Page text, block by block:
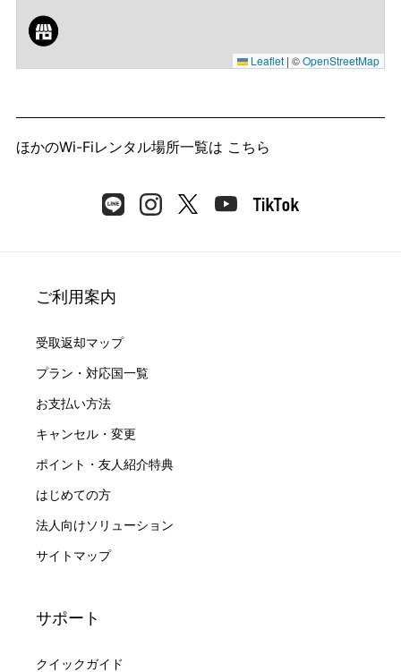
Leaflet | ©OpenStreetMap
ほかのWi-Fiレンタル場所一覧は こちら
ご利用案内
受取返却マップ
プラン・対応国一覧
お支払い方法
キャンセル・変更
ポイント・友人紹介特典
はじめての方
法人向けソリューション
サイトマップ
サポート
クイックガイド